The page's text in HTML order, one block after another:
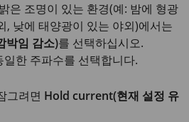
은 조명이 있는 환경(예: 밤에 형광
, 낮에 태양광이 있는 야외)에서는
박임 감소)를 선택하십시오.
한 주파수를 선택합니다.
그려면 Hold current(현재 설정 유